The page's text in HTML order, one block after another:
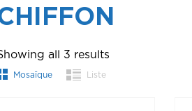
all 3 results
Mosaïque Liste